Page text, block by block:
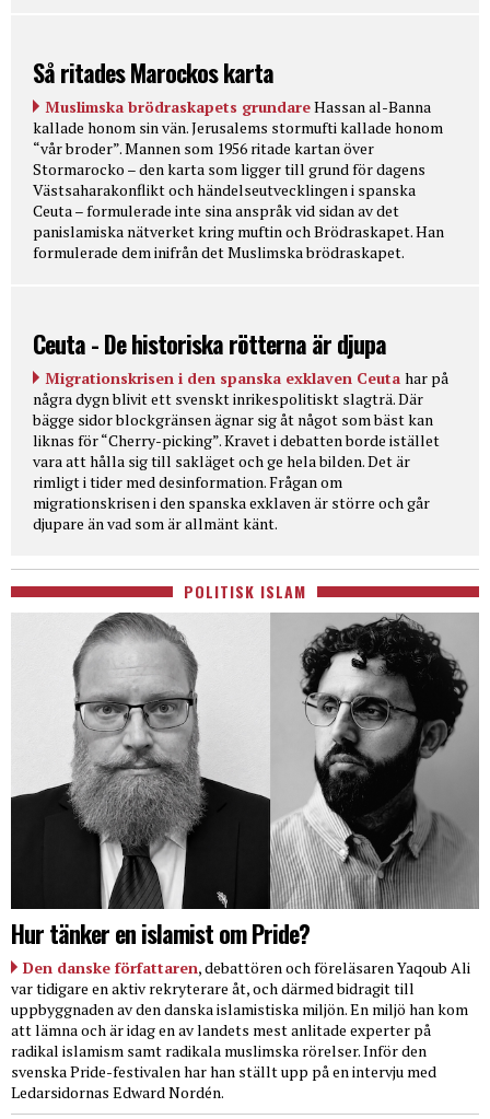
Så ritades Marockos karta
Muslimska brödraskapets grundareHassan al-Banna
kallade honom sin vän. Jerusalems stormufti kallade honom
“vår broder”. Mannen som 1956 ritade kartan över
Stormarocko – den karta som ligger till grund för dagens
Västsaharakonflikt och händelseutvecklingen i spanska
Ceuta – formulerade inte sina anspråk vid sidan av det
panislamiska nätverket kring muftin och Brödraskapet. Han
formulerade dem inifrån det Muslimska brödraskapet.
Ceuta - De historiska rötterna är djupa
Migrationskrisen i den spanska exklaven Ceuta har på
några dygn blivit ett svenskt inrikespolitiskt slagträ. Där
bägge sidor blockgränsen ägnar sig åt något som bäst kan
liknas för “Cherry-picking”. Kravet i debatten borde istället
vara att hålla sig till sakläget och ge hela bilden. Det är
rimligt i tider med desinformation. Frågan om
migrationskrisen i den spanska exklaven är större och går
djupare än vad som är allmänt känt.
POLITISK ISLAM
Hur tänker en islamist om Pride?
Den danske författaren, debattören och föreläsaren Yaqoub Ali
var tidigare en aktiv rekryterare åt, och därmed bidragit till
uppbyggnaden av den danska islamistiska miljön. En miljö han kom
att lämna och är idag en av landets mest anlitade experter på
radikal islamism samt radikala muslimska rörelser. Inför den
svenska Pride-festivalen har han ställt upp på en intervju med
Ledarsidornas Edward Nordén.